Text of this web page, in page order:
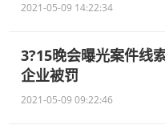
2021-05-09 14:22:34
3?15晚会曝光案件线
企业被罚
2021-05-09 09:22:46